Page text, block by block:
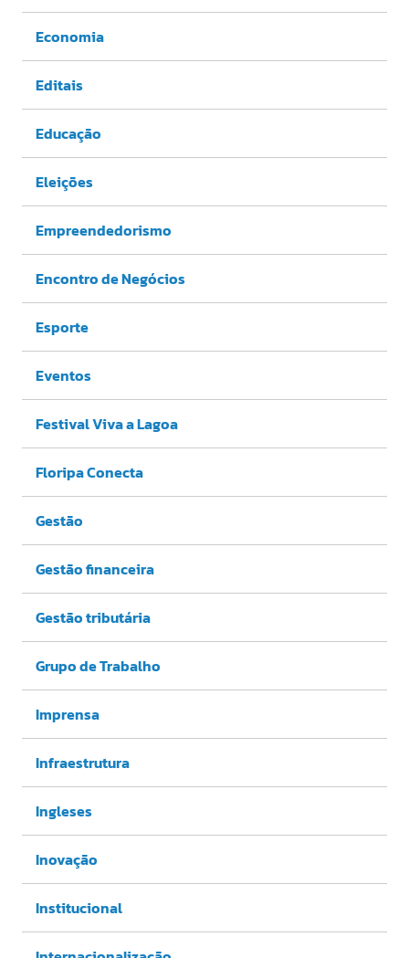
Economia
Editais
Educação
Eleições
Empreendedorismo
Encontro de Negócios
Esporte
Eventos
Festival Viva a Lagoa
Floripa Conecta
Gestão
Gestão financeira
Gestão tributária
Grupo de Trabalho
Imprensa
Infraestrutura
Ingleses
Inovação
Institucional